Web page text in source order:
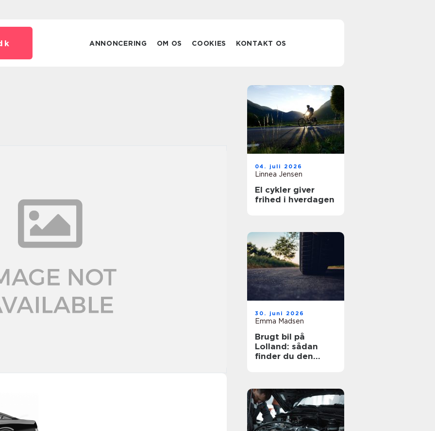
ANNONCERING OM OS COOKIES KONTAKT OS
04. juli 2026
Linnea Jensen
El cykler giver
frihed i hverdagen
30. juni 2026
Emma Madsen
Brugt bil på
Lolland: sådan
finder du den